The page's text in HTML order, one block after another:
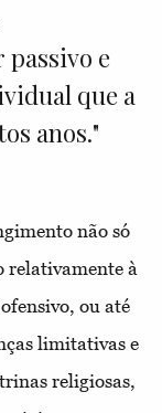
e
que a
anos."
não só
relativamente à
ou até
limitativas e
religiosas,